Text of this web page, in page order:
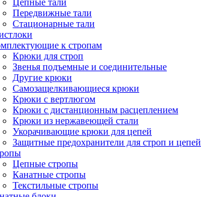
Цепные тали
Передвижные тали
Стационарные тали
к стропам
Крюки для строп
Звенья подъемные и соединительные
Другие крюки
Самозащелкивающиеся крюки
Крюки с вертлюгом
Крюки с дистанционным расцеплением
Крюки из нержавеющей стали
Укорачивающие крюки для цепей
Защитные предохранители для строп и цепей
Цепные стропы
Канатные стропы
Текстильные стропы